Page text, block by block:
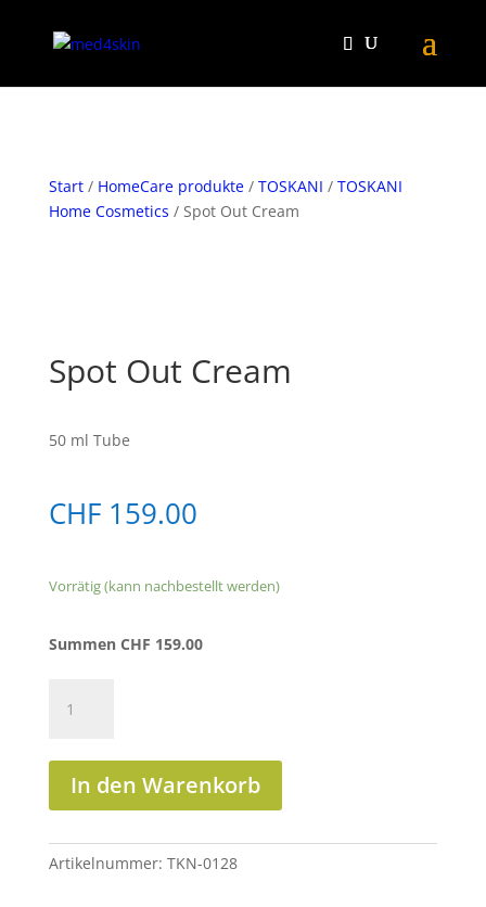
Start/ HomeCare produkte/ TOSKANI / TOSKANI
Home Cosmetics / Spot Out Cream
Spot Out Cream
50 ml Tube
CHF159.00
Vorrätig (kann nachbestellt werden)
Summen CHF 159.00
Out
Menge
In den Warenkorb
Artikelnummer: TKN-0128